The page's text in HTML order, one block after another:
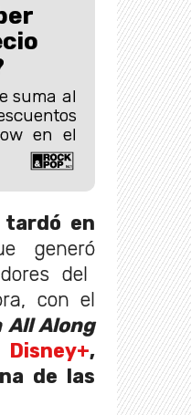
suma al
en el
en
generó
del
con el
All Along
Disney+,
de las